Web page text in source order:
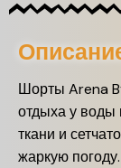
Шорты Arena
отдыха у воды
ткани и
жаркую